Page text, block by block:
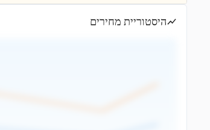
היסטוריית מחירים